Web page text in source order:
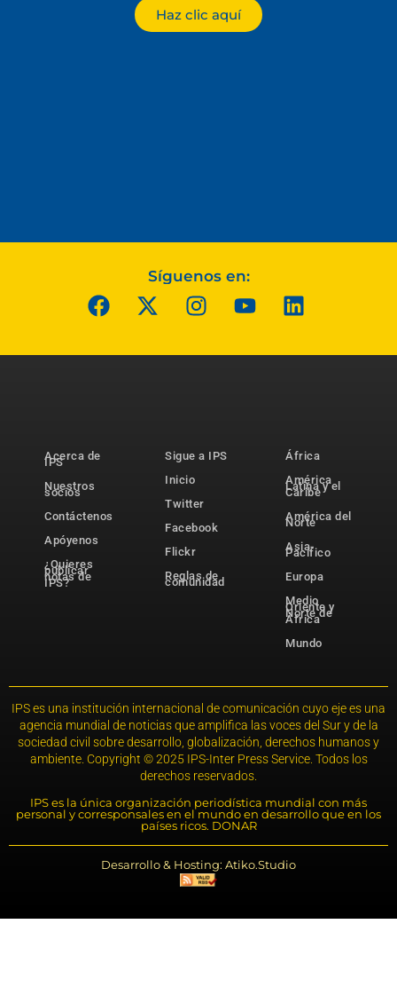
Haz clic aquí
Síguenos en:
Acerca de
IPS
Nuestros
socios
Contáctenos
Apóyenos
¿Quieres
publicar
notas de
IPS?
Sigue a IPS
Inicio
Twitter
Facebook
Flickr
Reglas de
comunidad
África
América
Latina y el
Caribe
América del
Norte
Asia-
Pacífico
Europa
Medio
Oriente y
Norte de
África
Mundo
IPS es una institución internacional de comunicación cuyo eje es una
agencia mundial de noticias que amplifica las voces del Sur y de la
sociedad civil sobre desarrollo, globalización, derechos humanos y
ambiente. Copyright © 2025 IPS-Inter Press Service. Todos los
derechos reservados.
IPS es la única organización periodística mundial con más
personal y corresponsales en el mundo en desarrollo que en los
países ricos. DONAR
Desarrollo & Hosting: Atiko.Studio